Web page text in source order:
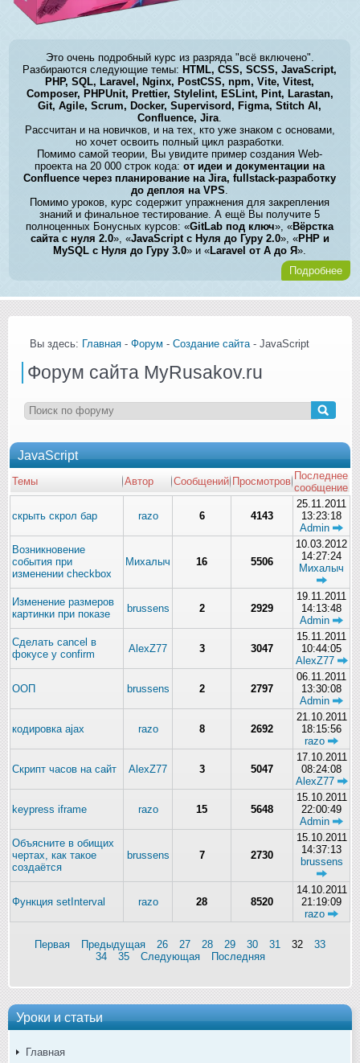
Это очень подробный курс из разряда "всё включено".
Разбираются следующие темы: HTML, CSS, SCSS, JavaScript,
PHP, SQL, Laravel, Nginx, PostCSS, npm, Vite, Vitest,
Composer, PHPUnit, Prettier, Stylelint, ESLint, Pint, Larastan,
Git, Agile, Scrum, Docker, Supervisord, Figma, Stitch AI,
Confluence, Jira.
Рассчитан и на новичков, и на тех, кто уже знаком с основами,
но хочет освоить полный цикл разработки.
Помимо самой теории, Вы увидите пример создания Web-
проекта на 20 000 строк кода:от идеи и документации на
Confluence через планирование на Jira, fullstack-разработку
до деплоя на VPS.
Помимо уроков, курс содержит упражнения для закрепления
знаний и финальное тестирование. А ещё Вы получите 5
полноценных Бонусных курсов: «GitLab под ключ», «Вёрстка
сайта с нуля 2.0», «JavaScript с Нуля до Гуру 2.0», «PHP и
MySQL с Нуля до Гуру 3.0» и «Laravel от А до Я».
Подробнее
Уроки и статьи
Главная
Вы здесь: Главная - Форум - Создание сайта- JavaScript
Форум сайта MyRusakov.ru
JavaScript
Темы Автор Сообщений Просмотров Последнее
сообщение
скрыть скрол бар razo 6 4143
25.11.2011
13:23:18
Admin
Возникновение
события при
изменении checkbox
Михалыч 16 5506
10.03.2012
14:27:24
Михалыч
Изменение размеров
картинки при показе
brussens 2 2929
19.11.2011
14:13:48
Admin
Сделать cancel в
фокусе у confirm
AlexZ77 3 3047
15.11.2011
10:44:05
AlexZ77
ООП brussens 2 2797
06.11.2011
13:30:08
Admin
кодировка ajax razo 8 2692
21.10.2011
18:15:56
razo
Скрипт часов на сайт AlexZ77 3 5047
17.10.2011
08:24:08
AlexZ77
keypress iframe razo 15 5648
15.10.2011
22:00:49
Admin
Объясните в обищих
чертах, как такое
создаётся
brussens 7 2730
15.10.2011
14:37:13
brussens
Функция setInterval razo 28 8520
14.10.2011
21:19:09
razo
Первая Предыдущая 26 27 28 29 30 31 32
33
34
35 Следующая Последняя